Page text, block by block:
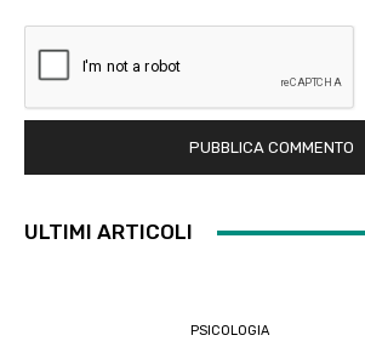
ULTIMI ARTICOLI
PSICOLOGIA